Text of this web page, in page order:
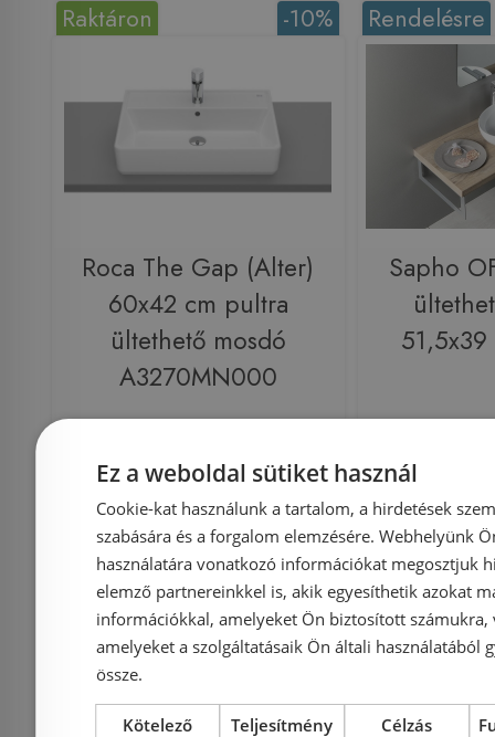
-10%
Raktáron
Roca The Gap (Alter)
60x42 cm pultra
ültethető mosdó
A3270MN000
Azonosító: 182890
Cikkszám: A3270MN000
39 617 Ft35 580 Ft
Kosárba
Rendelésre
Sapho
34 200 Ft
-5%
Rendelésre Rendelésre
Ez a weboldal sütiket használ
Cookie-kat használunk a tartalom, a hirdetések
szabására és a forgalom elemzésére. Webhelyünk
használatára vonatkozó információkat megosztjuk
elemző partnereinkkel is, akik egyesíthetik azokat
információkkal, amelyeket Ön biztosított számukra,
amelyeket a szolgáltatásaik Ön általi használatából
össze.
Kötelező Teljesítmény Célzás